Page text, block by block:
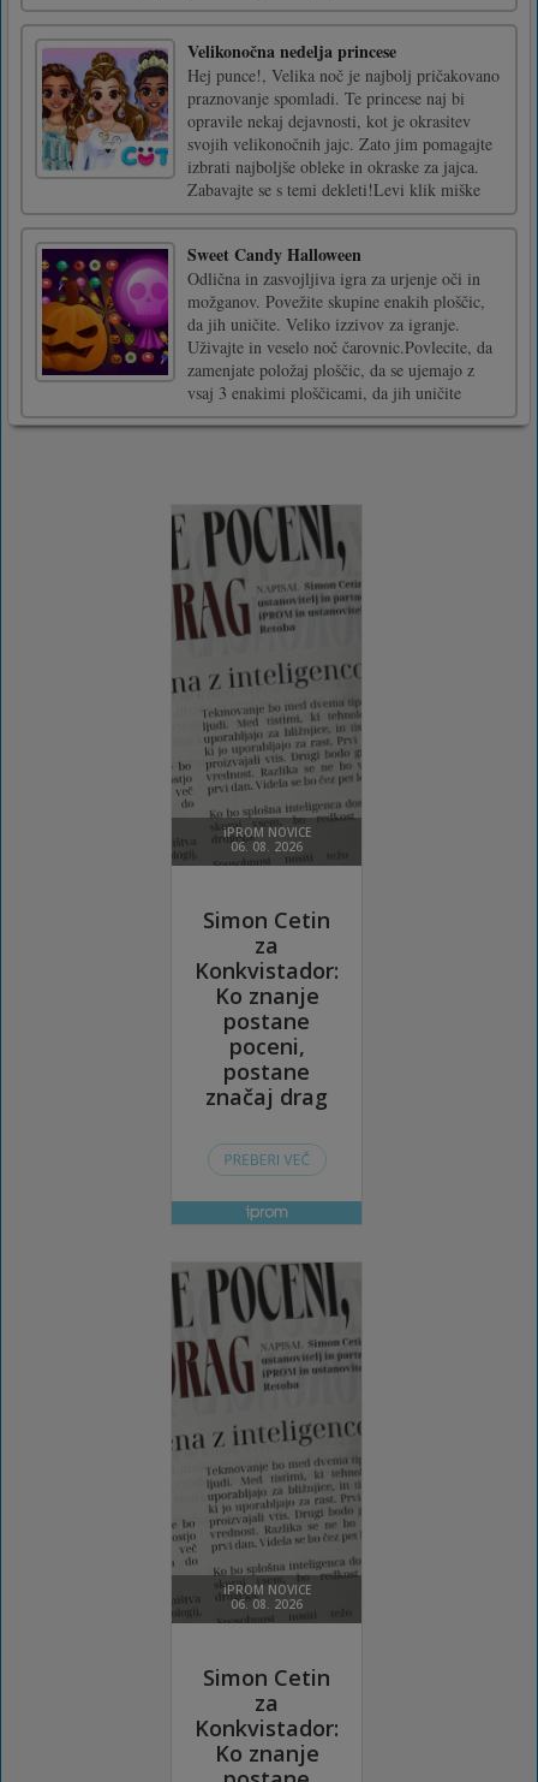
Velikonočna nedelja princese
Hej punce!, Velika noč je najbolj pričakovano
praznovanje spomladi. Te princese naj bi
opravile nekaj dejavnosti, kot je okrasitev
svojih velikonočnih jajc. Zato jim pomagajte
izbrati najboljše obleke in okraske za jajca.
Zabavajte se s temi dekleti!Levi klik miške
Sweet Candy Halloween
Odlična in zasvojljiva igra za urjenje oči in
možganov. Povežite skupine enakih ploščic,
da jih uničite. Veliko izzivov za igranje.
Uživajte in veselo noč čarovnic.Povlecite, da
zamenjate položaj ploščic, da se ujemajo z
vsaj 3 enakimi ploščicami, da jih uničite